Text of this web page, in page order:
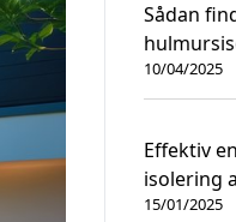
Sådan
10/04/2025
Effektiv
isolering
15/01/2025